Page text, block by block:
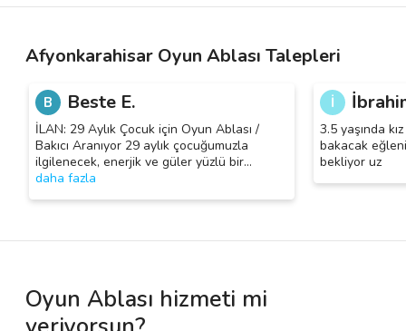
Afyonkarahisar Oyun Ablası Talepleri
B Beste E.
İLAN: 29 Aylık Çocuk için Oyun Ablası /
Bakıcı Aranıyor 29 aylık çocuğumuzla
ilgilenecek, enerjik ve güler yüzlü bir…
daha fazla
İ
3.5 yaşında
bakacak
bekliyor uz
Oyun Ablası hizmeti mi